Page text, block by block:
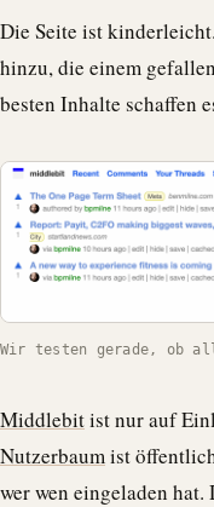
Die Seite ist
hinzu, die einem
besten Inhalte schaffen
Wir testen gerade, ob
Middlebitist nur auf
Nutzerbaum ist
wer wen eingeladen